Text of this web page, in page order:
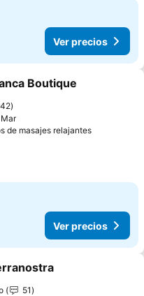
Ver precios
a favoritos
Boutique
de masajes relajantesVer
Ver precios
a favoritos
51